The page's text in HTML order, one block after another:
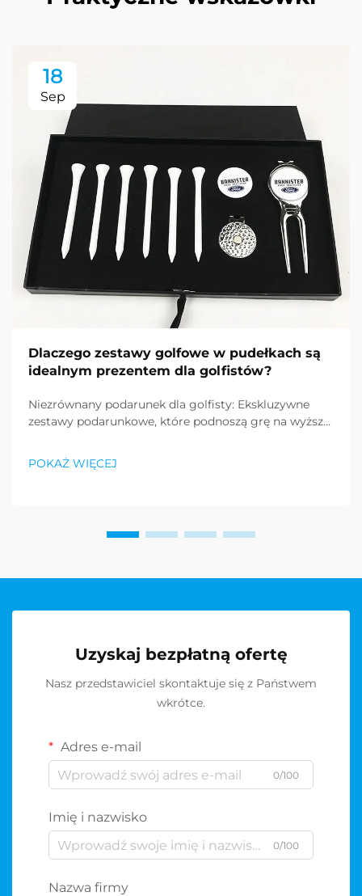
18
Sep
Dlaczego zestawy golfowe w pudełkach są
idealnym prezentem dla golfistów?
Niezrównany podarunek dla golfisty: Ekskluzywne
zestawy podarunkowe, które podnoszą grę na wyższy
entuzjastów golfa może być wyzwaniem, jednak
zestawy podarunkowe do gry w golfa stały się
POKAŻ WIĘCEJ
Uzyskaj bezpłatną ofertę
Nasz przedstawiciel skontaktuje się z Państwem
wkrótce.
Adres e-mail
0/100
Imię i nazwisko
0/100
Nazwa firmy